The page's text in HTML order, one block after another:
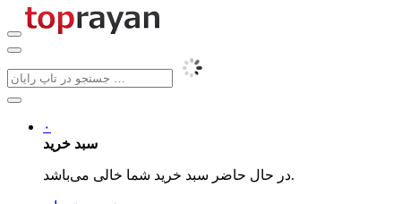
۰
سبد خرید
در حال حاضر سبد خرید شما خالی می‌باشد.